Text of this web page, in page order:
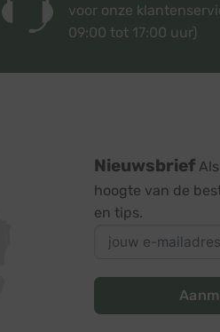
voor onze
09:00 tot 17:00 uur)
Nieuwsbrief
hoogte van de
en tips.